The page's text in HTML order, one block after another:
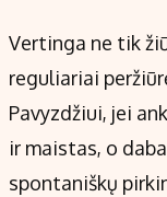
Vertinga ne tik
reguliariai
Pavyzdžiui, jei
ir maistas, o
spontaniškų